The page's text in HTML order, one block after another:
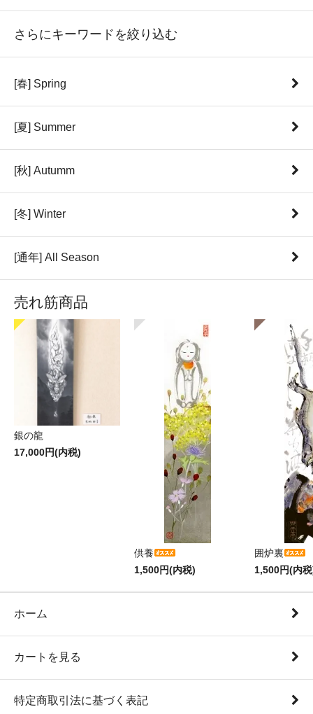
さらにキーワードを絞り込む
[春] Spring
[夏] Summer
[秋] Autumm
[冬] Winter
[通年] All Season
売れ筋商品
銀の龍
17,000円(内税)
供養
1,500円(内税)
囲炉裏
1,500円(内
ホーム
カートを見る
特定商取引法に基づく表記